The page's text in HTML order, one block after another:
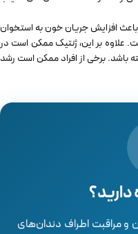
باعث افزایش جریان خون به استخوان
بر این، ژنتیک ممکن است در
برخی از افراد ممکن است رشد
دارید؟
مراقبت اطراف دندان‌های